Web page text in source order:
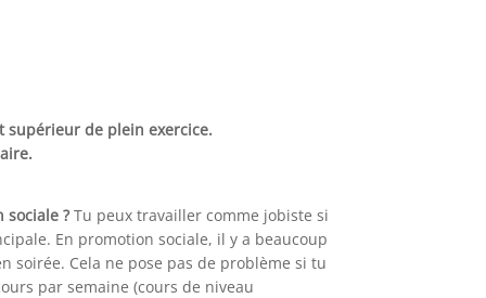
supérieur de plein exercice.
sociale ? Tu peux travailler comme jobiste si
En promotion sociale, il y a beaucoup
soirée. Cela ne pose pas de problème si tu
par semaine (cours de niveau